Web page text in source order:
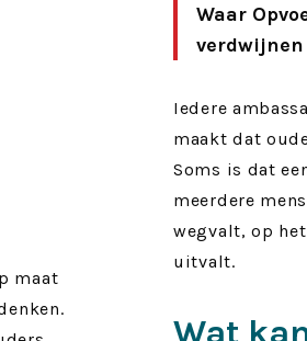
maat
Waar
verdwijnen
Iedere
maakt dat
Soms is dat
meerdere
wegvalt, op
uitvalt.
Wat